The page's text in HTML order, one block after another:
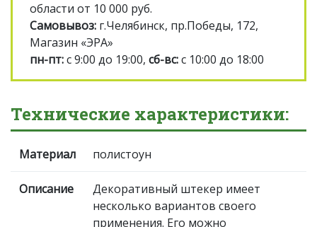
области от 10 000 руб.
Самовывоз: г.Челябинск, пр.Победы, 172,
Магазин «ЭРА»
пн-пт:с 9:00 до 19:00, сб-вс:с 10:00 до 18:00
Технические характеристики:
Материал полистоун
Описание
Декоративный штекер имеет
несколько вариантов своего
применения. Его можно